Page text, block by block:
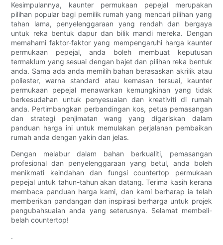
Kesimpulannya, kaunter permukaan pepejal merupakan
pilihan popular bagi pemilik rumah yang mencari pilihan yang
tahan lama, penyelenggaraan yang rendah dan bergaya
untuk reka bentuk dapur dan bilik mandi mereka. Dengan
memahami faktor-faktor yang mempengaruhi harga kaunter
permukaan pepejal, anda boleh membuat keputusan
termaklum yang sesuai dengan bajet dan pilihan reka bentuk
anda. Sama ada anda memilih bahan berasaskan akrilik atau
poliester, warna standard atau kemasan tersuai, kaunter
permukaan pepejal menawarkan kemungkinan yang tidak
berkesudahan untuk penyesuaian dan kreativiti di rumah
anda. Pertimbangkan perbandingan kos, petua pemasangan
dan strategi penjimatan wang yang digariskan dalam
panduan harga ini untuk memulakan perjalanan pembaikan
rumah anda dengan yakin dan jelas.
Dengan melabur dalam bahan berkualiti, pemasangan
profesional dan penyelenggaraan yang betul, anda boleh
menikmati keindahan dan fungsi countertop permukaan
pepejal untuk tahun-tahun akan datang. Terima kasih kerana
membaca panduan harga kami, dan kami berharap ia telah
memberikan pandangan dan inspirasi berharga untuk projek
pengubahsuaian anda yang seterusnya. Selamat membeli-
belah countertop!
.